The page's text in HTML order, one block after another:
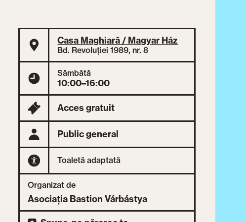
Casa Maghiară / Magyar Ház
Bd. Revoluției 1989, nr. 8
Sâmbătă
10:00–16:00
Acces gratuit
Public general
Toaletă adaptată
Organizat de
Asociația Bastion Várbástya